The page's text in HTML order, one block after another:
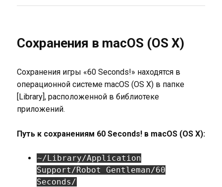
Сохранения в macOS (OS X)
Сохранения игры «60 Seconds!» находятся в
операционной системе macOS (OS X) в папке
[Library], расположенной в библиотеке
приложений.
Путь к сохранениям 60 Seconds! в macOS (OS X):
~/Library/Application
Support/Robot Gentleman/60
Seconds/